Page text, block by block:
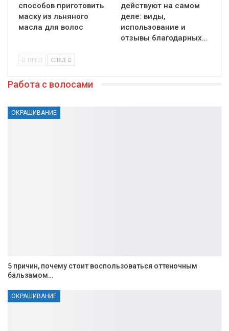
способов приготовить
маску из льняного
масла для волос
действуют на самом
деле: виды,
использование и
отзывы благодарных…
ПРЕД СЛЕД
Работа с волосами
ОКРАШИВАНИЕ
5 причин, почему стоит воспользоваться оттеночным
бальзамом…
ОКРАШИВАНИЕ